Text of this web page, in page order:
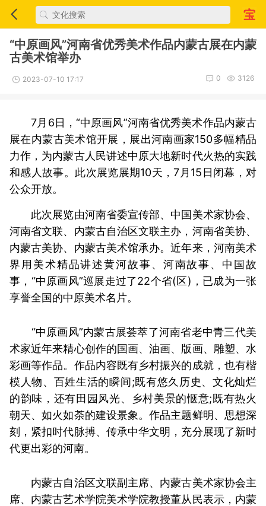
“中原画风”河南省优秀美术作品内蒙古展在内蒙
古美术馆举办
2023-07-10 17:17 3126
0
7月6日，“中原画风”河南省优秀美术作品内蒙古
展在内蒙古美术馆开展，展出河南画家150多幅精品
力作，为内蒙古人民讲述中原大地新时代火热的实践
和感人故事。此次展览展期10天，7月15日闭幕，对
公众开放。
此次展览由河南省委宣传部、中国美术家协会、
河南省文联、内蒙古自治区文联主办，河南省美协、
内蒙古美协、内蒙古美术馆承办。近年来，河南美术
界用美术精品讲述黄河故事、河南故事、中国故
事，“中原画风”巡展走过了22个省(区)，已成为一张
享誉全国的中原美术名片。
“中原画风”内蒙古展荟萃了河南省老中青三代美
术家近年来精心创作的国画、油画、版画、雕塑、水
彩画等作品。作品内容既有乡村振兴的成就，也有楷
模人物、百姓生活的瞬间;既有悠久历史、文化灿烂
的韵味，还有田园风光、乡村美景的惬意;既有热火
朝天、如火如荼的建设景象。作品主题鲜明、思想深
刻，紧扣时代脉搏、传承中华文明，充分展现了新时
代更出彩的河南。
内蒙古自治区文联副主席、内蒙古美术家协会主
席、内蒙古艺术学院美术学院教授董从民表示，内蒙